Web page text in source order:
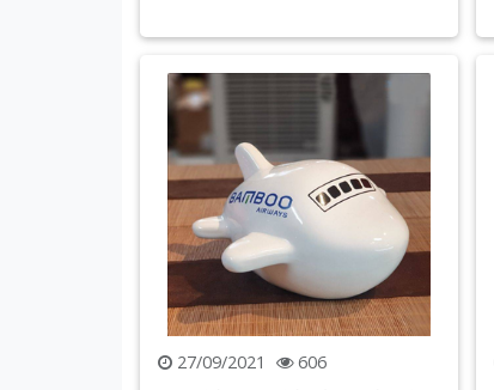
Xem chi tiết
27/09/2021 606